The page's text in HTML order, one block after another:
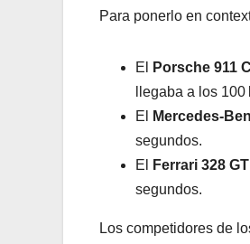
Para ponerlo en
El Porsche 911
llegaba a los
El
Mercedes-
segundos.
El
Ferrari 328
segundos.
Los competidores de